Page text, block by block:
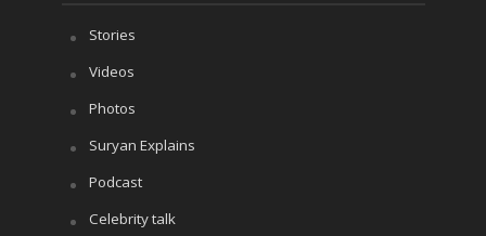
Stories
Videos
Photos
Suryan Explains
Podcast
Celebrity talk